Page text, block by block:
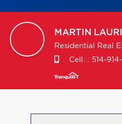
MARTIN
Residential Real
Cell. : 514-